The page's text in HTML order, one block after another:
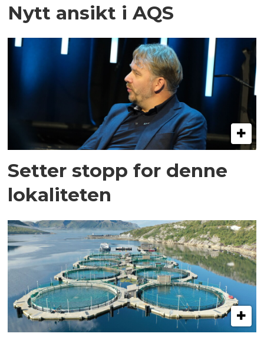
Nytt ansikt i AQS
Setter stopp for denne
lokaliteten